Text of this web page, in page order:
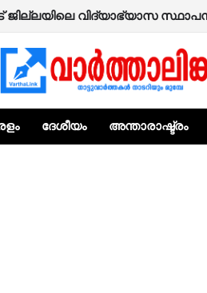
ജില്ലയിലെ വിദ്യാഭ്യാസ
ദേശീയം അന്താരാഷ്ട്രം